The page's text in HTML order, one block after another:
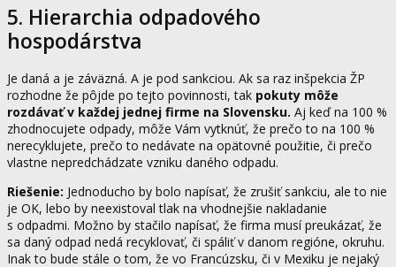
5. Hierarchia odpadového
hospodárstva
Je daná a je záväzná. A je pod sankciou. Ak sa raz inšpekcia ŽP
rozhodne že pôjde po tejto povinnosti, tak pokuty môže
rozdávať v každej jednej firme na Slovensku. Aj keď na 100 %
zhodnocujete odpady, môže Vám vytknúť, že prečo to na 100 %
nerecyklujete, prečo to nedávate na opätovné použitie, či prečo
vlastne nepredchádzate vzniku daného odpadu.
Riešenie: Jednoducho by bolo napísať, že zrušiť sankciu, ale to nie
je OK, lebo by neexistoval tlak na vhodnejšie nakladanie
s odpadmi. Možno by stačilo napísať, že firma musí preukázať, že
sa daný odpad nedá recyklovať, či spáliť v danom regióne, okruhu.
Inak to bude stále o tom, že vo Francúzsku, či v Mexiku je nejaký